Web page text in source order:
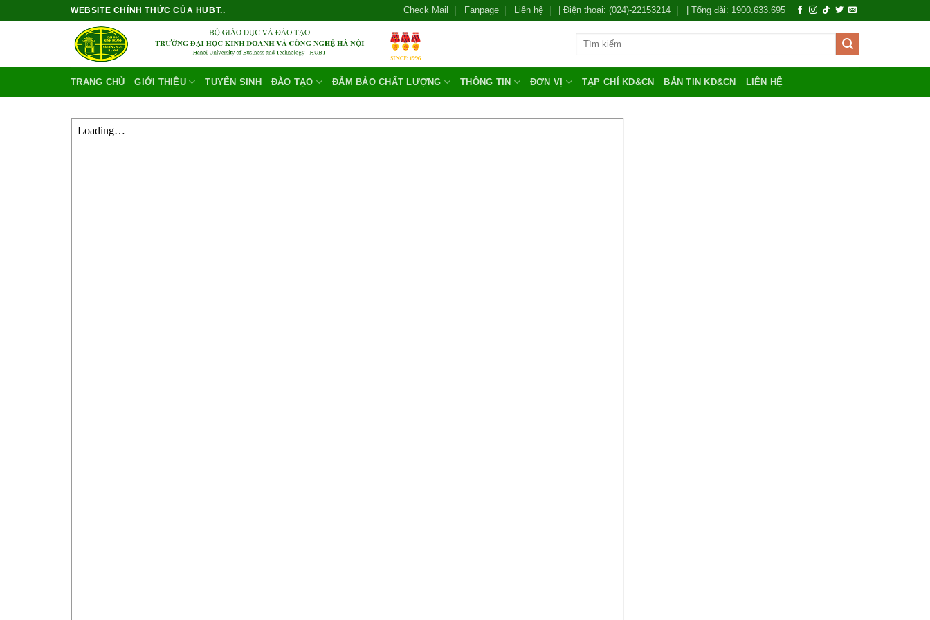
WEBSITE CHÍNH THỨC CỦA HUBT.. Check Mail Fanpage Liên hệ | Điện thoại: (024)-22153214 | Tổng đài: 1900.633.695
TRANG CHỦ GIỚI THIỆU TUYỂN SINH ĐÀO TẠO ĐẢM BẢO CHẤT LƯỢNG THÔNG TIN ĐƠN VỊ TẠP CHÍ KD&CN BẢN TIN KD&CN LIÊN HỆ